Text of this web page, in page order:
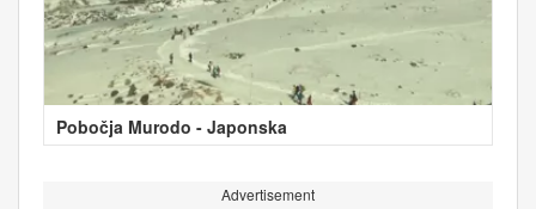
Pobočja Murodo - Japonska
Advertisement